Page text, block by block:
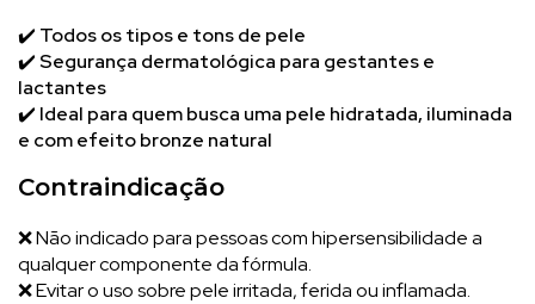
✔️ Todos os tipos e tons de pele
✔️Segurança dermatológica para gestantes e
lactantes
✔️ Ideal para quem busca uma pele hidratada, iluminada
e com efeito bronze natural
Contraindicação
❌ Não indicado para pessoas com hipersensibilidade a
qualquer componente da fórmula.
❌ Evitar o uso sobre pele irritada, ferida ou inflamada.